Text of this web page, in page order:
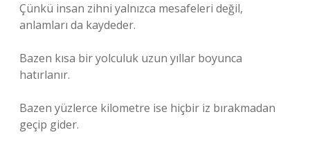
Çünkü insan zihni yalnızca mesafeleri değil,
anlamları da kaydeder.
Bazen kısa bir yolculuk uzun yıllar boyunca
hatırlanır.
Bazen yüzlerce kilometre ise hiçbir iz bırakmadan
geçip gider.